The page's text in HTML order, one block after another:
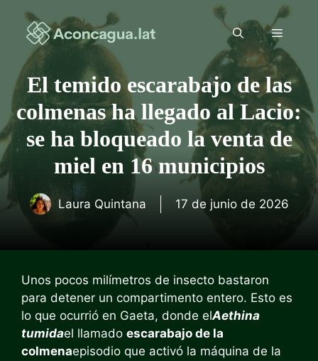
Saltar
contenido
Menú
El temido escarabajo de las
colmenas ha llegado al Lacio:
se ha bloqueado la venta de
miel en 16 municipios
Laura Quintana 17 de junio de 2026
Unos pocos milímetros de insecto bastaron
para detener un compartimento entero. Esto es
lo que ocurrió en Gaeta, donde elAethina
tumidael llamado escarabajo de la
colmenaepisodio que activó la máquina de la